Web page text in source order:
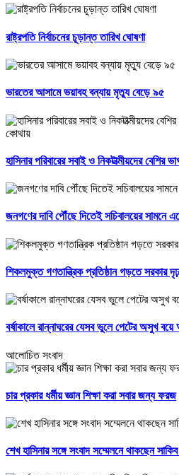
রাষ্ট্রপতি নির্বাচনের চূড়ান্ত তারিখ ঘোষণা
ভারতের আসামে ভয়াবহ বন্যায় মৃত্যু বেড়ে ৯৫
হাসিনার পরিবারের সবাই ও নিকটাত্মীয়দের
জনগণের দাবি পৌঁছে দিতেই সচিবালয়ের সামনে
শিকলমুক্ত গণতান্ত্রিক প্রতিষ্ঠান গড়তে সরকার
বর্ষাকালে রান্নাঘরের যেসব ভুলে পেটের অসুখ
আলোচিত সংবাদ
চার প্রকার ধর্মীয় জ্ঞান শিক্ষা করা সবার জন্য ফরজ
শেখ হাসিনার সঙ্গে সংবাদ সম্মেলনে থাকছেন